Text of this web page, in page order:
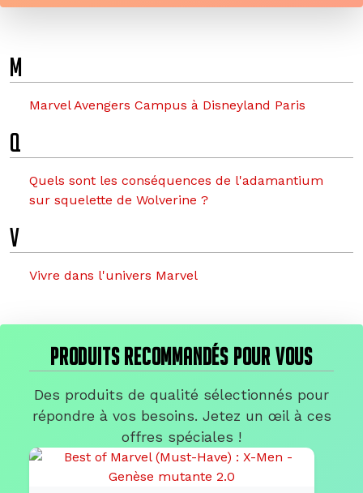
M
Marvel Avengers Campus à Disneyland Paris
Q
Quels sont les conséquences de l'adamantium
sur squelette de Wolverine ?
V
Vivre dans l'univers Marvel
PRODUITS RECOMMANDÉS POUR VOUS
Des produits de qualité sélectionnés pour
répondre à vos besoins. Jetez un œil à ces
offres spéciales !